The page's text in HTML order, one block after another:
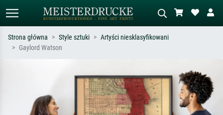
Monet, Gwiaździsta noc,
impresjonizm, fala Hokusaia, akt.
Opisz scenę – np. zielona łąka,
abstrakcja z czerwienią, ciemny olej,
stojący akt obok drzewa.
Strona główna Style sztuki
Artyści niesklasyfikowani
Gaylord Watson